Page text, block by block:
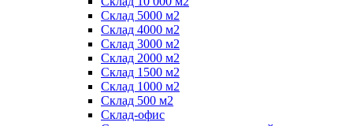
Склад 5000 м2
Склад 4000 м2
Склад 3000 м2
Склад 2000 м2
Склад 1500 м2
Склад 1000 м2
Склад 500 м2
Склад-офис